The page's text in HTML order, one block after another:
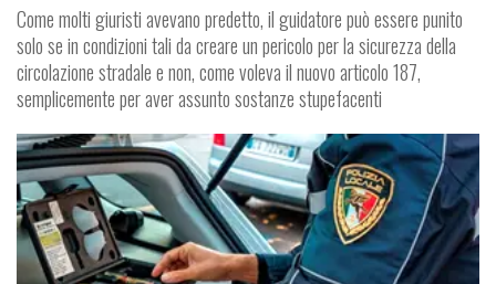
Come molti giuristi avevano predetto, il guidatore può essere punito
solo se in condizioni tali da creare un pericolo per la sicurezza della
circolazione stradale e non, come voleva il nuovo articolo 187,
semplicemente per aver assunto sostanze stupefacenti